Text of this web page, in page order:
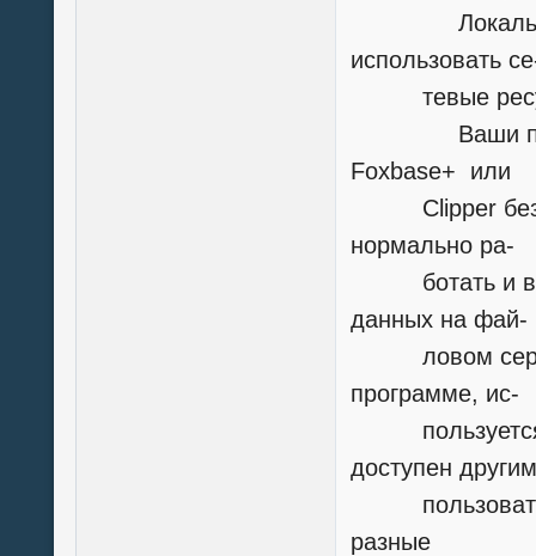
Локальная
использовать
тевые
Ваши
Foxbase+ или
Clipper без
нормально ра-
ботать и в
данных на фай-
ловом
программе, ис-
пользуется
доступен другим
разные